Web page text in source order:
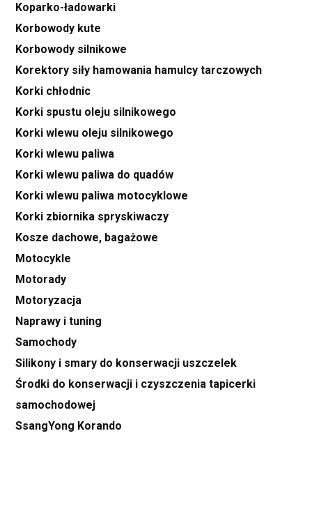
Koparko-ładowarki
Korbowody kute
Korbowody silnikowe
Korektory siły hamowania hamulcy tarczowych
Korki chłodnic
Korki spustu oleju silnikowego
Korki wlewu oleju silnikowego
Korki wlewu paliwa
Korki wlewu paliwa do quadów
Korki wlewu paliwa motocyklowe
Korki zbiornika spryskiwaczy
Kosze dachowe, bagażowe
Motocykle
Motorady
Motoryzacja
Naprawy i tuning
Samochody
Silikony i smary do konserwacji uszczelek
Środki do konserwacji i czyszczenia tapicerki
samochodowej
SsangYong Korando